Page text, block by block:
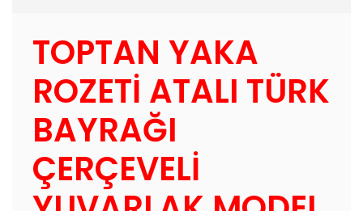
TOPTAN YAKA
ROZETİ ATALI TÜRK
BAYRAĞI
ÇERÇEVELİ